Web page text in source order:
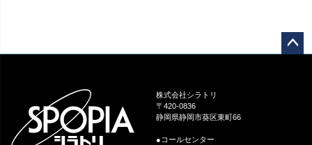
株式会社シラトリ
〒420-0836
静岡県静岡市葵区東町66
●コールセンター